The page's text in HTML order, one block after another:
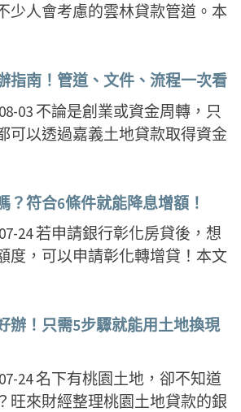
少人會考慮的雲林貸款管道。本
指南！管道、文件、流程一次看
03 不論是創業或資金周轉，只
可以透過嘉義土地貸款取得資金
？符合6條件就能降息增額！
24 若申請銀行彰化房貸後，想
度，可以申請彰化轉增貸！本文
辦！只需5步驟就能用土地換現
24 名下有桃園土地，卻不知道
旺來財經整理桃園土地貸款的銀